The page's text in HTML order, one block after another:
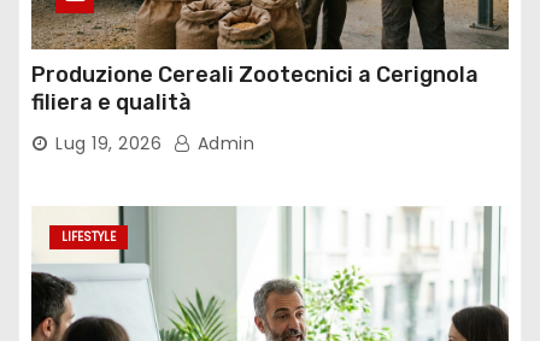
Produzione Cereali Zootecnici a Cerignola
filiera e qualità
Lug 19, 2026 Admin
LIFESTYLE